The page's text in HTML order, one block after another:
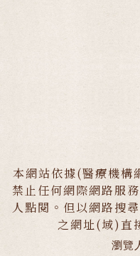
本網站依據(醫療機構
禁止任何網際網路服
人點閱。但以網路搜
之網址(域)直
瀏覽